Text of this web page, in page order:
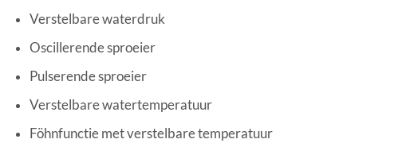
Verstelbare waterdruk
Oscillerende sproeier
Pulserende sproeier
Verstelbare watertemperatuur
Föhnfunctie met verstelbare temperatuur